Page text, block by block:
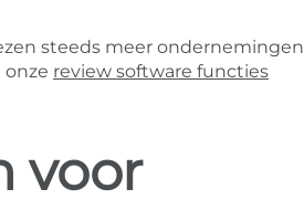
steeds meer ondernemingen
review software functies
voor